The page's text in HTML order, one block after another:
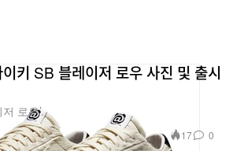
키 SB 블레이저 로우 사진 및 출시
로우’.
17 0